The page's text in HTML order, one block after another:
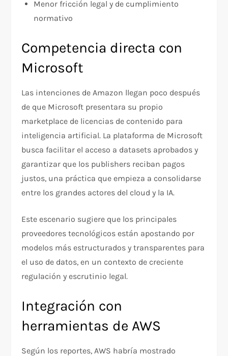
Menor fricción legal y de cumplimiento
normativo
Competencia directa con
Microsoft
Las intenciones de Amazon llegan poco después
de que Microsoft presentara su propio
marketplace de licencias de contenido para
inteligencia artificial. La plataforma de Microsoft
busca facilitar el acceso a datasets aprobados y
garantizar que los publishers reciban pagos
justos, una práctica que empieza a consolidarse
entre los grandes actores del cloud y la IA.
Este escenario sugiere que los principales
proveedores tecnológicos están apostando por
modelos más estructurados y transparentes para
el uso de datos, en un contexto de creciente
regulación y escrutinio legal.
Integración con
herramientas de AWS
Según los reportes, AWS habría mostrado